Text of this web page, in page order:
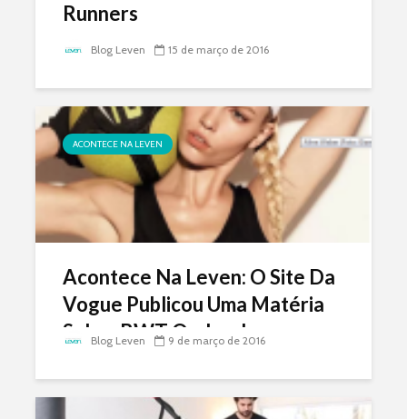
Runners
Blog Leven 15 de março de 2016
ACONTECE NA LEVEN
Acontece Na Leven: O Site Da
Vogue Publicou Uma Matéria
Sobre BWT Onde a Leven
Blog Leven 9 de março de 2016